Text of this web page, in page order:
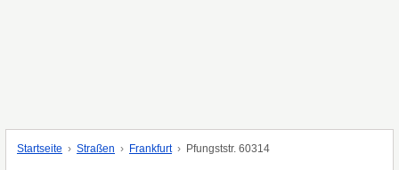
Startseite Straßen Frankfurt Pfungststr. 60314